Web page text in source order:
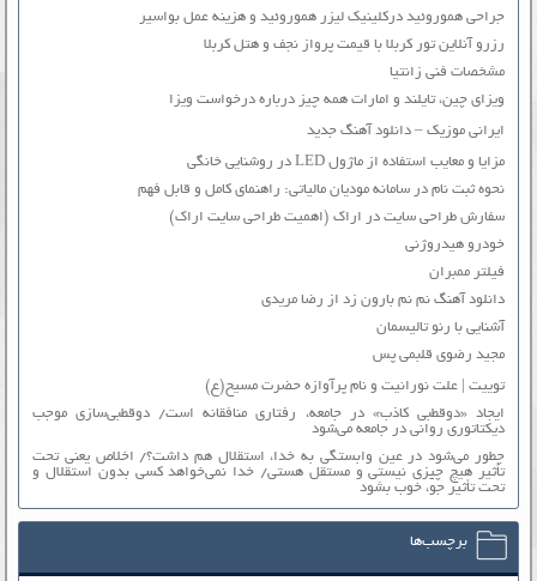
جراحی هموروئید درکلینیک لیزر هموروئید و هزینه عمل بواسیر
رزرو آنلاین تور کربلا با قیمت پرواز نجف و هتل کربلا
مشخصات فنی زانتیا
ویزای چین، تایلند و امارات همه چیز درباره درخواست ویزا
ایرانی موزیک – دانلود آهنگ جدید
مزایا و معایب استفاده از ماژول LED در روشنایی خانگی
نحوه ثبت نام در سامانه مودیان مالیاتی: راهنمای کامل و قابل فهم
سفارش طراحی سایت در اراک (اهمیت طراحی سایت اراک)
خودرو هیدروژنی
فیلتر ممبران
دانلود آهنگ نم نم بارون زد از رضا مریدی
آشنایی با رنو تالیسمان
مجید رضوی قلبمی پس
توییت | علت نورانیت و نام پرآوازه حضرت مسیح(ع)
ایجاد «دوقطبی کاذب» در جامعه، رفتاری منافقانه است/ دوقطبی‌سازی موجب
دیکتاتوری روانی در جامعه می‌شود
چطور می‌شود در عین وابستگی به خدا، استقلال هم داشت؟/ اخلاص یعنی تحت
تأثیر هیچ چیزی نیستی و مستقل هستی/ خدا نمی‌خواهد کسی بدون استقلال و
تحت تأثیر جوّ، خوب بشود
برچسب‌ها